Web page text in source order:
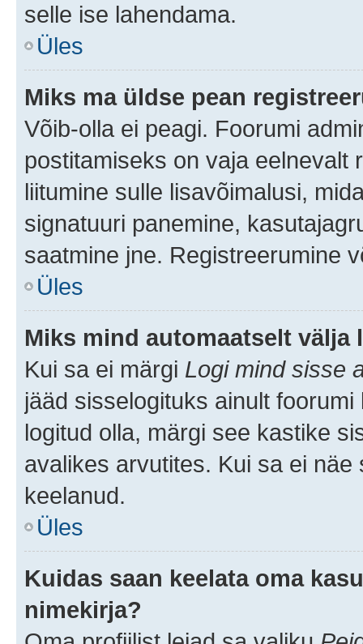
selle ise lahendama.
Üles
Miks ma üldse pean
Võib-olla ei peagi. Foorumi
postitamiseks on vaja eelnevalt
liitumine sulle lisavõimalusi,
signatuuri panemine,
saatmine jne. Registreerumine
Üles
Miks mind automaatselt välja
Kui sa ei märgi Logi mind sisse
jääd sisselogituks ainult
logitud olla, märgi see kastike
avalikes arvutites. Kui sa ei
keelanud.
Üles
Kuidas saan keelata oma
nimekirja?